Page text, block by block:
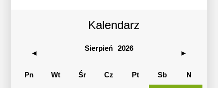
Kalendarz
Kalendarz Sierpień 2026
◄
Sierpień 2026
►
Pn Wt Śr Cz Pt Sb N